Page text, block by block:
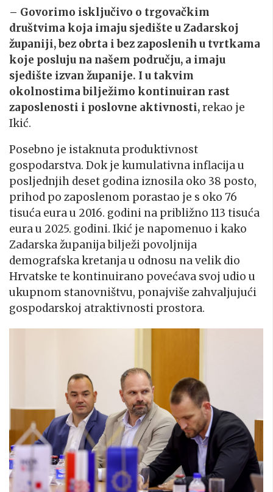
– Govorimo isključivo o trgovačkim
društvima koja imaju sjedište u Zadarskoj
županiji, bez obrta i bez zaposlenih u tvrtkama
koje posluju na našem području, a imaju
sjedište izvan županije. I u takvim
okolnostima bilježimo kontinuiran rast
zaposlenosti i poslovne aktivnosti,rekao je
Ikić.
Posebno je istaknuta produktivnost
gospodarstva. Dok je kumulativna inflacija u
posljednjih deset godina iznosila oko 38 posto,
prihod po zaposlenom porastao je s oko 76
tisuća eura u 2016. godini na približno 113 tisuća
eura u 2025. godini. Ikić je napomenuo i kako
Zadarska županija bilježi povoljnija
demografska kretanja u odnosu na velik dio
Hrvatske te kontinuirano povećava svoj udio u
ukupnom stanovništvu, ponajviše zahvaljujući
gospodarskoj atraktivnosti prostora.